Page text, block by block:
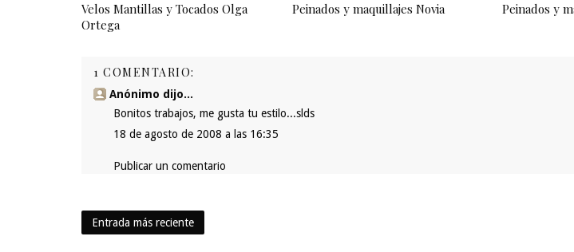
Velos Mantillas y Tocados Olga
Ortega
Peinados y maquillajes Novia Peinados y
1 COMENTARIO:
Anónimo dijo...
Bonitos trabajos, me gusta tu estilo...slds
18 de agosto de 2008 a las 16:35
Publicar un comentario
Entrada más reciente